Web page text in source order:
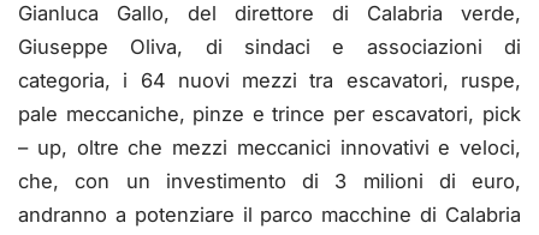
Gianluca Gallo, del direttore di Calabria verde,
Giuseppe Oliva, di sindaci e associazioni di
categoria, i 64 nuovi mezzi tra escavatori, ruspe,
pale meccaniche, pinze e trince per escavatori, pick
– up, oltre che mezzi meccanici innovativi e veloci,
che, con un investimento di 3 milioni di euro,
andranno a potenziare il parco macchine di Calabria